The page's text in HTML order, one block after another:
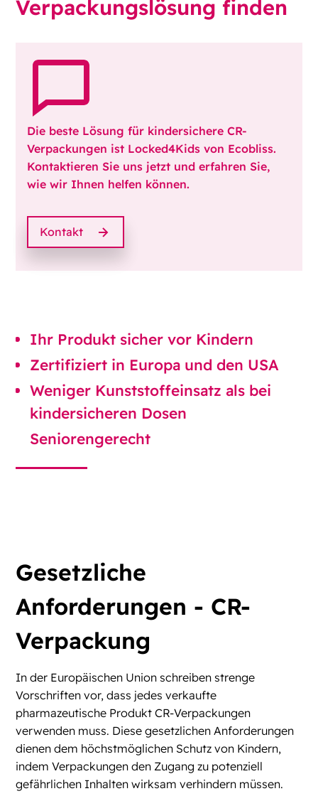
Verpackungslösung finden
Die beste Lösung für kindersichere CR-
Verpackungen ist Locked4Kids von Ecobliss.
Kontaktieren Sie uns jetzt und erfahren Sie,
wie wir Ihnen helfen können.
Kontakt
Ihr Produkt sicher vor Kindern
Zertifiziert in Europa und den USA
Weniger Kunststoffeinsatz als bei
kindersicheren Dosen
Seniorengerecht
Gesetzliche
Anforderungen - CR-
Verpackung
In der Europäischen Union schreiben strenge
Vorschriften vor, dass jedes verkaufte
pharmazeutische Produkt CR-Verpackungen
verwenden muss. Diese gesetzlichen Anforderungen
dienen dem höchstmöglichen Schutz von Kindern,
indem Verpackungen den Zugang zu potenziell
gefährlichen Inhalten wirksam verhindern müssen.